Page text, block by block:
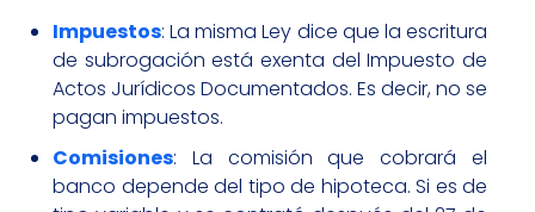
Impuestos: La misma Ley dice que la escritura
de subrogación está exenta del Impuesto de
Actos Jurídicos Documentados. Es decir, no se
pagan impuestos.
Comisiones: La comisión que cobrará el
banco depende del tipo de hipoteca. Si es de